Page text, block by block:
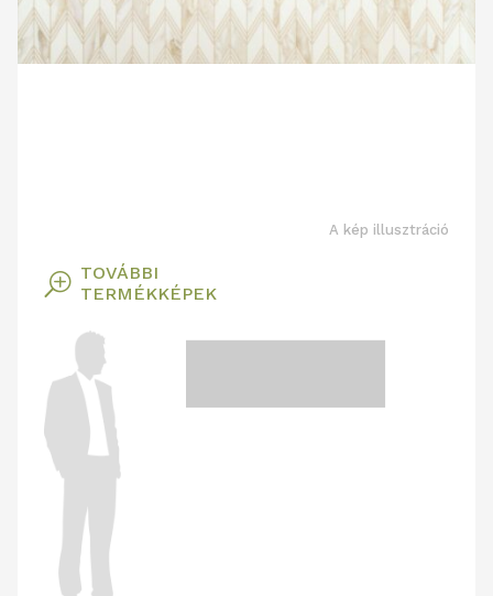
A kép illusztráció
T TOVÁBBI
TERMÉKKÉPEK